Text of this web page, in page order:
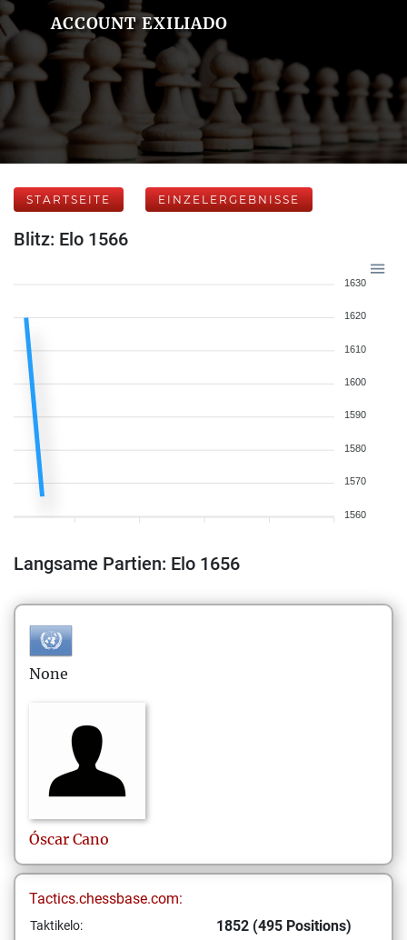
ACCOUNT EXILIADO
STARTSEITE EINZELERGEBNISSE
Blitz: Elo 1566
1630
1620
1610
1600
1590
1580
1570
1560
Langsame Partien: Elo 1656
None
Óscar Cano
Tactics.chessbase.com:
Taktikelo: 1852 (495 Positions)